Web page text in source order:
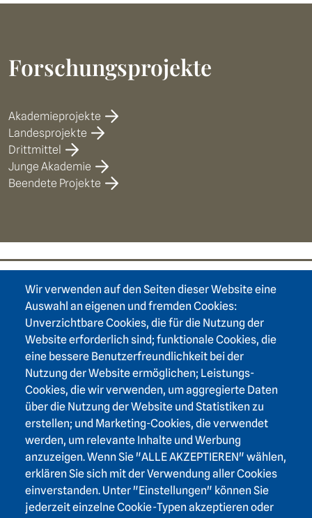
Wir verwenden auf den Seiten dieser Website eine
Auswahl an eigenen und fremden Cookies:
Unverzichtbare Cookies, die für die Nutzung der
Website erforderlich sind; funktionale Cookies, die
eine bessere Benutzerfreundlichkeit bei der
Nutzung der Website ermöglichen; Leistungs-
Cookies, die wir verwenden, um aggregierte Daten
über die Nutzung der Website und Statistiken zu
erstellen; und Marketing-Cookies, die verwendet
werden, um relevante Inhalte und Werbung
anzuzeigen. Wenn Sie "ALLE AKZEPTIEREN" wählen,
erklären Sie sich mit der Verwendung aller Cookies
einverstanden. Unter "Einstellungen" können Sie
jederzeit einzelne Cookie-Typen akzeptieren oder
Forschungsprojekte
Akademieprojekte
Landesprojekte
Drittmittel
Junge Akademie
Beendete Projekte
Footer area one
Footer area three
Heidelberger Akademie der Wissenschaften
Karlstraße 4
69117 Heidelberg
+49 6221 / 54 32 65
hadw@hadw-bw.de